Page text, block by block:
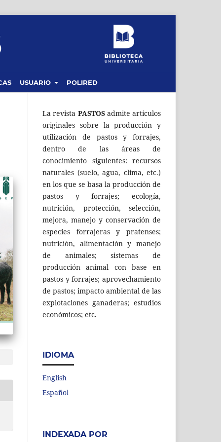
USUARIO POLIRED
La revista PASTOSadmite artículos
originales sobre la producción y
utilización de pastos y forrajes,
dentro de las áreas de
conocimiento siguientes: recursos
naturales (suelo, agua, clima, etc.)
en los que se basa la producción de
pastos y forrajes; ecología,
nutrición, protección, selección,
mejora, manejo y conservación de
especies forrajeras y pratenses;
nutrición, alimentación y manejo
de animales; sistemas de
producción animal con base en
pastos y forrajes; aprovechamiento
de pastos; impacto ambiental de las
explotaciones ganaderas; estudios
económicos; etc.
IDIOMA
English
Español
INDEXADA POR